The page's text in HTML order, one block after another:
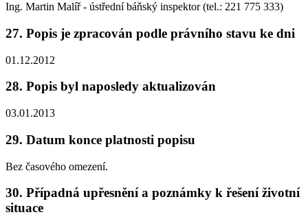
Ing. Martin Malíř - ústřední báňský inspektor (tel.: 221 775 333)
27. Popis je zpracován podle právního stavu ke dni
01.12.2012
28. Popis byl naposledy aktualizován
03.01.2013
29. Datum konce platnosti popisu
Bez časového omezení.
30. Případná upřesnění a poznámky k řešení životní
situace